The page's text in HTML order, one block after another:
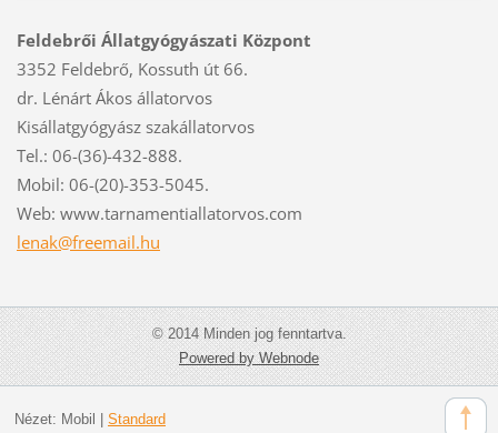
Feldebrői Állatgyógyászati Központ
3352 Feldebrő, Kossuth út 66.
dr. Lénárt Ákos állatorvos
Kisállatgyógyász szakállatorvos
Tel.: 06-(36)-432-888.
Mobil: 06-(20)-353-5045.
Web: www.tarnamentiallatorvos.com
lenak@freemail.hu
© 2014 Minden jog fenntartva.
Powered by Webnode
Nézet: Mobil Standard